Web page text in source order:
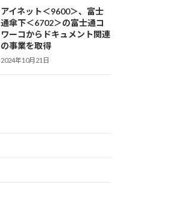
アイネット＜9600＞、富士
通傘下＜6702＞の富士通コ
ワーコからドキュメント関連
の事業を取得
2024年10月21日